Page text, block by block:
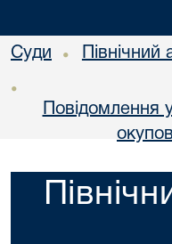
Суди •
•
Повідомлення